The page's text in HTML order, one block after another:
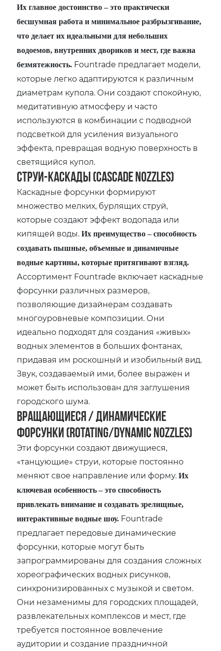
Их главное достоинство – это практически
бесшумная работа и минимальное разбрызгивание,
что делает их идеальными для небольших
водоемов, внутренних двориков и мест, где важна
безмятежность. Fountrade предлагает модели,
которые легко адаптируются к различным
диаметрам купола. Они создают спокойную,
медитативную атмосферу и часто
используются в комбинации с подводной
подсветкой для усиления визуального
эффекта, превращая водную поверхность в
светящийся купол.
Струи-каскады (Cascade Nozzles)
Каскадные форсунки формируют
множество мелких, бурлящих струй,
которые создают эффект водопада или
кипящей воды.Их преимущество – способность
создавать пышные, объемные и динамичные
водные картины, которые притягивают взгляд.
Ассортимент Fountrade включает каскадные
форсунки различных размеров,
позволяющие дизайнерам создавать
многоуровневые композиции. Они
идеально подходят для создания «живых»
водных элементов в больших фонтанах,
придавая им роскошный и изобильный вид.
Звук, создаваемый ими, более выражен и
может быть использован для заглушения
городского шума.
Вращающиеся / Динамические
форсунки (Rotating/Dynamic Nozzles)
Эти форсунки создают движущиеся,
«танцующие» струи, которые постоянно
меняют свое направление или форму.Их
ключевая особенность – это способность
привлекать внимание и создавать зрелищные,
интерактивные водные шоу. Fountrade
предлагает передовые динамические
форсунки, которые могут быть
запрограммированы для создания сложных
хореографических водных рисунков,
синхронизированных с музыкой и светом.
Они незаменимы для городских площадей,
развлекательных комплексов и мест, где
требуется постоянное вовлечение
аудитории и создание праздничной